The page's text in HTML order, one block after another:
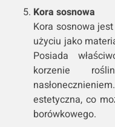
Kora sosnowa
Kora sosnowa
użyciu jako
Posiada
korzenie
estetyczna, co
borówkowego.